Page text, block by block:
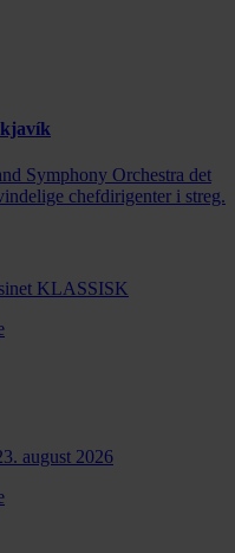
Symphony Orchestra det
chefdirigenter i streg.